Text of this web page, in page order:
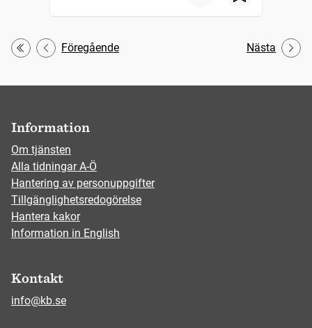
Första
Föregående Nästa
Information
Om tjänsten
Alla tidningar A-Ö
Hantering av personuppgifter
Tillgänglighetsredogörelse
Hantera kakor
Information in English
Kontakt
info@kb.se